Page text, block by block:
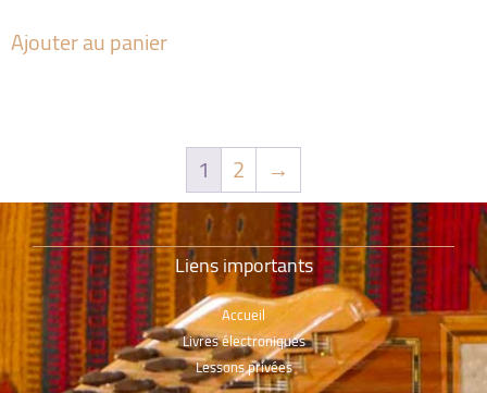
Ajouter au panier
1 2 →
Liens importants
Accueil
Livres électroniques
Lessons privées